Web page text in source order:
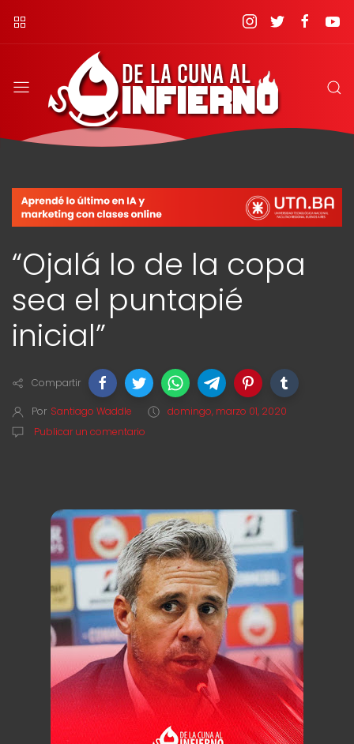
“Ojalá lo de la copa
sea el puntapié
inicial”
Compartir
Por Santiago Waddle
domingo, marzo 01, 2020
Publicar un comentario